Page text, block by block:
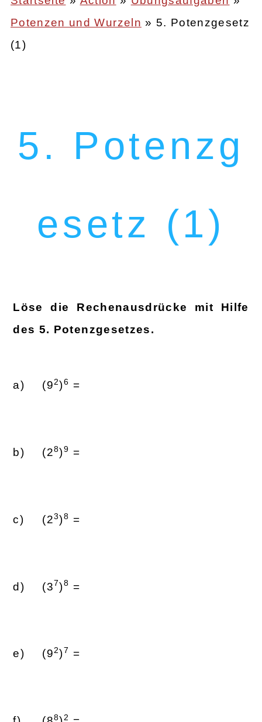
Pfadnavigation
Potenzen und Wurzeln
5. Potenzgesetz
(1)
5. Potenzg
esetz (1)
Löse die Rechenausdrücke mit Hilfe
des 5. Potenzgesetzes.
(92)6 =
(28)9 =
(23)8 =
(37)8 =
(92)7 =
8 2